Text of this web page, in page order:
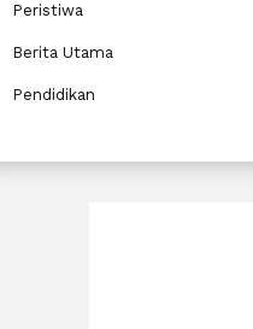
Peristiwa
Berita Utama
Pendidikan